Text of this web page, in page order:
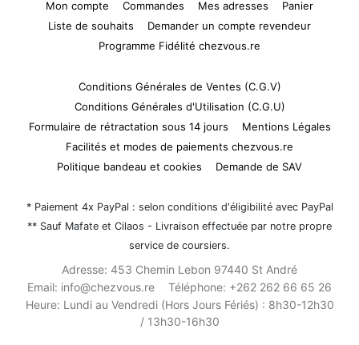
Mon compte Commandes Mes adresses
Panier
Liste de souhaits
Demander un compte revendeur
Programme Fidélité chezvous.re
Conditions Générales de Ventes (C.G.V)
Conditions Générales d'Utilisation (C.G.U)
Formulaire de rétractation sous 14 jours
Mentions Légales
Facilités et modes de paiements chezvous.re
Politique bandeau et cookies
Demande de SAV
* Paiement 4x PayPal : selon conditions d'éligibilité avec PayPal
** Sauf Mafate et Cilaos - Livraison effectuée par notre propre
service de coursiers.
Adresse: 453 Chemin Lebon 97440 St André
Email: info@chezvous.re Téléphone: +262 262 66 65 26
Heure: Lundi au Vendredi (Hors Jours Fériés) : 8h30-12h30
/ 13h30-16h30